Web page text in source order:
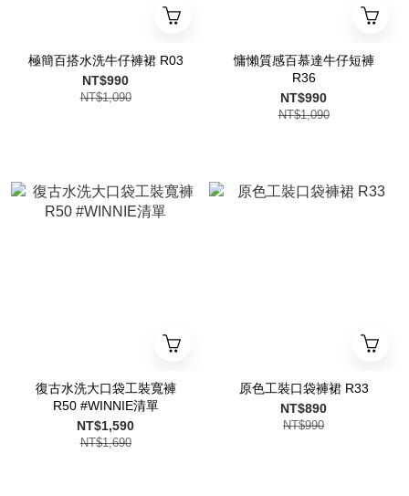
極簡百搭水洗牛仔褲裙 R03
NT$990
NT$1,090
慵懶質感百慕達牛仔短褲
R36
NT$990
NT$1,090
復古水洗大口袋工裝寬褲
R50 #WINNIE清單
NT$1,590
NT$1,690
原色工裝口袋褲裙 R33
NT$890
NT$990